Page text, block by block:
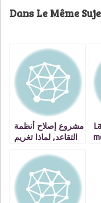
Dans Le Même
مشروع إصلاح أنظمة
التقاعد, لماذا تغريم